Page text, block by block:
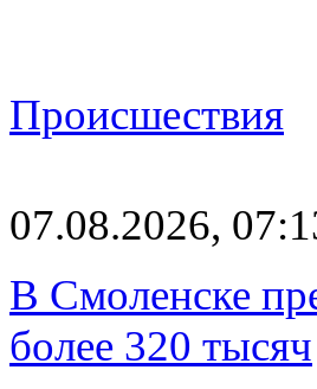
Происшествия
07.08.2026,
В Смоленске
более 320 тысяч